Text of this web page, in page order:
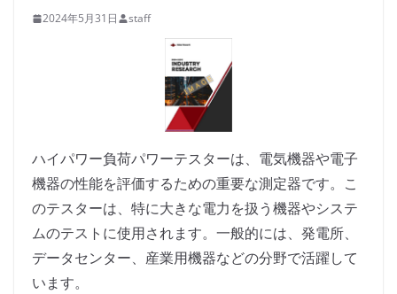
2024年5月31日 staff
ハイパワー負荷パワーテスターは、電気機器や電子
機器の性能を評価するための重要な測定器です。こ
のテスターは、特に大きな電力を扱う機器やシステ
ムのテストに使用されます。一般的には、発電所、
データセンター、産業用機器などの分野で活躍して
います。